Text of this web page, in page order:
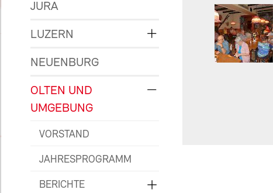
JURA
LUZERN
NEUENBURG
OLTEN UND
UMGEBUNG
VORSTAND
JAHRESPROGRAMM
BERICHTE